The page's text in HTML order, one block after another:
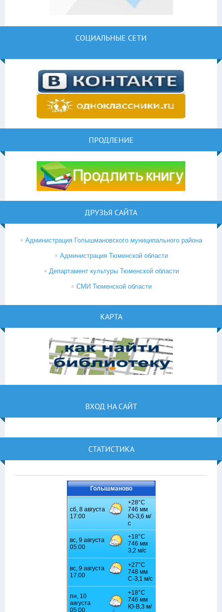
СОЦИАЛЬНЫЕ СЕТИ
ПРОДЛЕНИЕ
ДРУЗЬЯ САЙТА
Администрация Голышмановского муниципального района
Администрация Тюменской области
Департамент культуры Тюменской области
СМИ Тюменской области
КАРТА
ВХОД НА САЙТ
СТАТИСТИКА
Голышманово